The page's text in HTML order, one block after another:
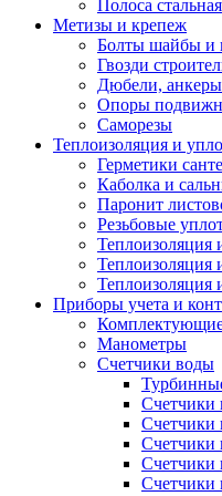
Полоса стальная
Метизы и крепеж
Болты шайбы и
Гвозди
Дюбели,
Опоры
Саморезы
Теплоизоляция и
Герметики
Каболка и
Паронит
Резьбовые
Теплоизоляция
Теплоизоляция
Теплоизоляция
Приборы учета и
Комплектующие
Манометры
Счетчики воды
Счетчики
Счетчики
Счетчики
Счетчики